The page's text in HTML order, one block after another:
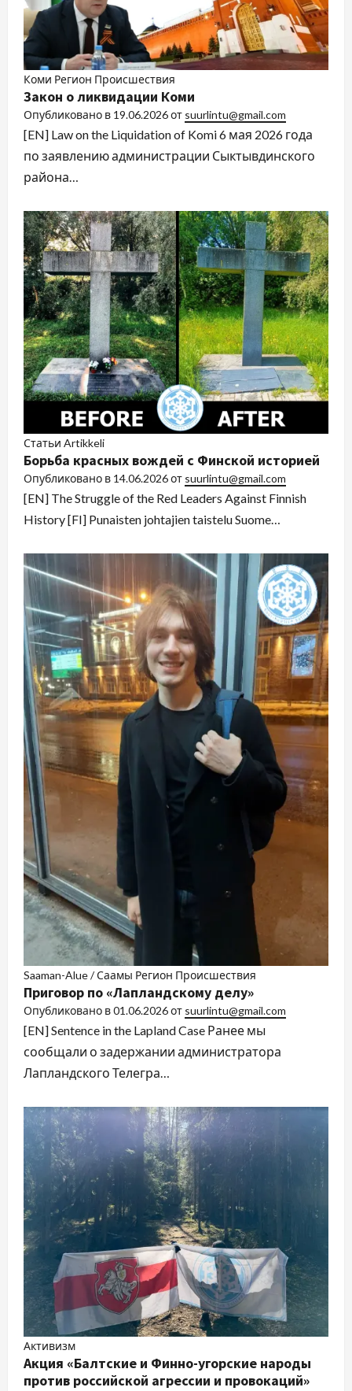
Коми Регион Происшествия
Закон о ликвидации Коми
Опубликовано в 19.06.2026от suurlintu@gmail.com
[EN] Law on the Liquidation of Komi 6 мая 2026 года
по заявлению администрации Сыктывдинского
района…
Статьи Artikkeli
Борьба красных вождей с Финской историей
Опубликовано в 14.06.2026от suurlintu@gmail.com
[EN] The Struggle of the Red Leaders Against Finnish
History [FI] Punaisten johtajien taistelu Suome…
Saaman-Alue / Саамы Регион Происшествия
Приговор по «Лапландскому делу»
Опубликовано в01.06.2026от suurlintu@gmail.com
[EN] Sentence in the Lapland Case Ранее мы
сообщали о задержании администратора
Лапландского Телегра…
Активизм
Акция «Балтские и Финно-угорские народы
против российской агрессии и провокаций»